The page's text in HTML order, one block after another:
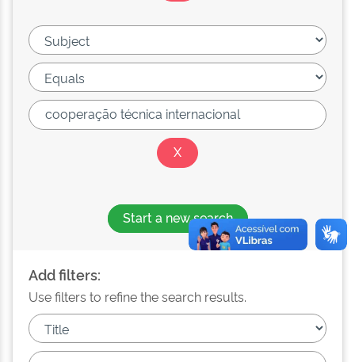
Start a new search
Add filters:
Use filters to refine the search results.